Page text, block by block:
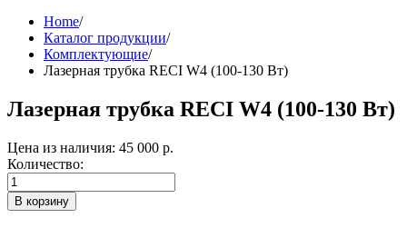
Home/
Каталог продукции/
Комплектующие/
Лазерная трубка RECI W4 (100-130 Вт)
Лазерная трубка RECI W4 (100-130 Вт)
Цена из наличия: 45 000 р.
Количество:
В корзину